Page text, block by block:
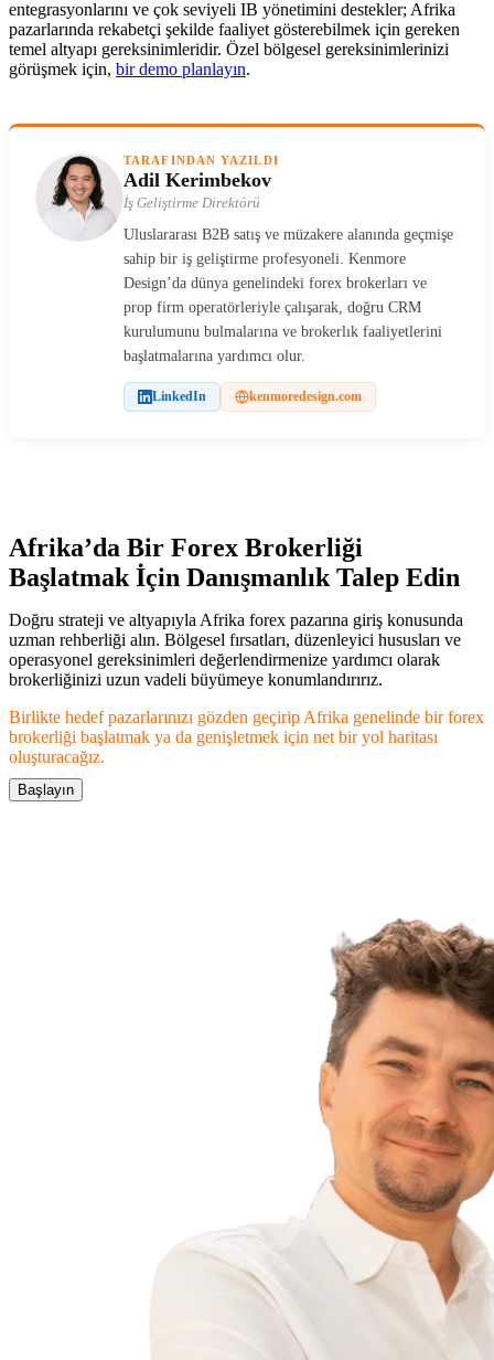
entegrasyonlarını ve çok seviyeli IB yönetimini destekler; Afrika
pazarlarında rekabetçi şekilde faaliyet gösterebilmek için gereken
temel altyapı gereksinimleridir. Özel bölgesel gereksinimlerinizi
görüşmek için, bir demo planlayın.
TARAFINDAN YAZILDI
Adil Kerimbekov
İş Geliştirme Direktörü
Uluslararası B2B satış ve müzakere alanında geçmişe
sahip bir iş geliştirme profesyoneli. Kenmore
Design’da dünya genelindeki forex brokerları ve
prop firm operatörleriyle çalışarak, doğru CRM
kurulumunu bulmalarına ve brokerlık faaliyetlerini
başlatmalarına yardımcı olur.
LinkedIn kenmoredesign.com
Afrika’da Bir Forex Brokerliği
Başlatmak İçin Danışmanlık Talep Edin
Doğru strateji ve altyapıyla Afrika forex pazarına giriş konusunda
uzman rehberliği alın. Bölgesel fırsatları, düzenleyici hususları ve
operasyonel gereksinimleri değerlendirmenize yardımcı olarak
brokerliğinizi uzun vadeli büyümeye konumlandırırız.
Birlikte hedef pazarlarınızı gözden geçirip Afrika genelinde bir forex
brokerliği başlatmak ya da genişletmek için net bir yol haritası
oluşturacağız.
Başlayın